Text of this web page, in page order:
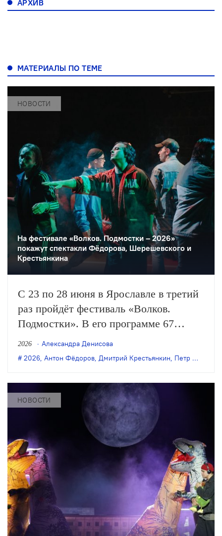
АРХИВ
МАТЕРИАЛЫ ПО ТЕМЕ
НОВОСТИ
На фестивале «Волков. Подмостки – 2026»
покажут спектакли Фёдорова, Шерешевского и
Крестьянкина
С 23 по 28 июня в Ярославле в третий
раз пройдёт фестиваль «Волков.
Подмостки». В его программе 67
культурных событий, которые пройдут
на 25 площадках, как на сценах
пространствах. Среди них – спектакли
Антона…
2026
Александра Денисова
2026, Антон Фёдоров, Дмитрий Крестьянкин, Петр Шерешевский
НОВОСТИ